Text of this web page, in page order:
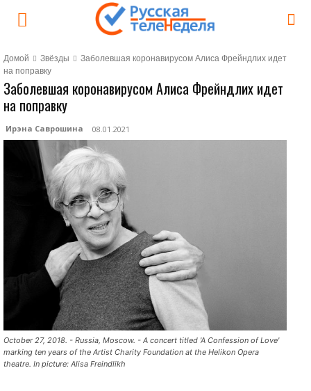
Домой Звёзды
Заболевшая коронавирусом Алиса Фрейндлих идет
на поправку
Заболевшая коронавирусом Алиса Фрейндлих идет
на поправку
Ирэна Саврошина 08.01.2021
October 27, 2018. - Russia, Moscow. - A concert titled 'A Confession of Love'
marking ten years of the Artist Charity Foundation at the Helikon Opera
theatre. In picture: Alisa Freindlikh